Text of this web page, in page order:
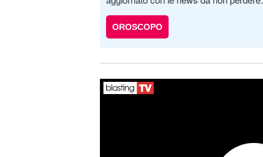
OROSCOPO